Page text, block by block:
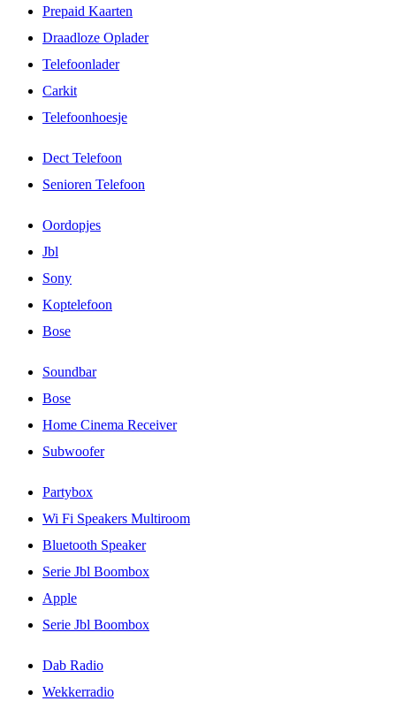
Prepaid Kaarten
Draadloze Oplader
Telefoonlader
Carkit
Telefoonhoesje
Dect Telefoon
Senioren Telefoon
Oordopjes
Jbl
Sony
Koptelefoon
Bose
Soundbar
Bose
Home Cinema Receiver
Subwoofer
Partybox
Wi Fi Speakers Multiroom
Bluetooth Speaker
Serie Jbl Boombox
Apple
Serie Jbl Boombox
Dab Radio
Wekkerradio